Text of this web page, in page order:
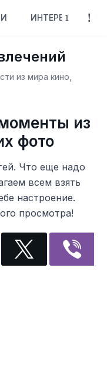
ИНТЕРЕСНОЕ
из мира кино,
из
фото
Что еще надо
всем взять
настроение.
просмотра!